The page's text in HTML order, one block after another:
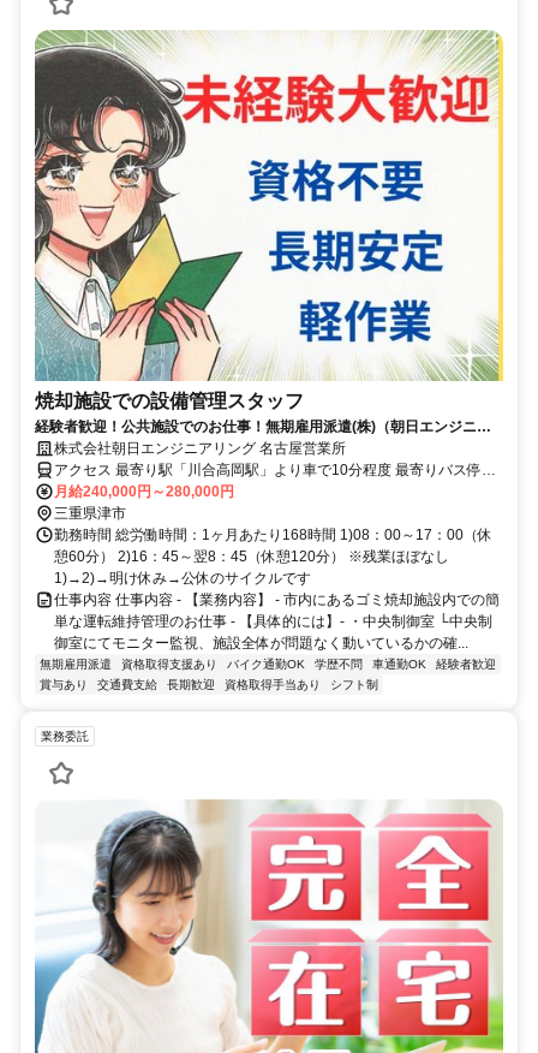
焼却施設での設備管理スタッフ
経験者歓迎！公共施設でのお仕事！無期雇用派遣(株)（朝日エンジニア
リングの正社員待遇での社員雇用)
株式会社朝日エンジニアリング 名古屋営業所
アクセス 最寄り駅「川合高岡駅」より車で10分程度 最寄りバス停
「おやつタウン前」から徒歩約8分
月給240,000円～280,000円
三重県津市
勤務時間 総労働時間：1ヶ月あたり168時間 1)08：00～17：00（休
憩60分） 2)16：45～翌8：45（休憩120分） ※残業ほぼなし
1)→2)→明け休み→公休のサイクルです
仕事内容 仕事内容 - 【業務内容】 - 市内にあるゴミ焼却施設内での簡
単な運転維持管理のお仕事 - 【具体的には】- ・中央制御室 └中央制
御室にてモニター監視、施設全体が問題なく動いているかの確...
無期雇用派遣 資格取得支援あり バイク通勤OK 学歴不問 車通勤OK
経験者歓迎
賞与あり
交通費支給 長期歓迎 資格取得手当あり シフト制
業務委託